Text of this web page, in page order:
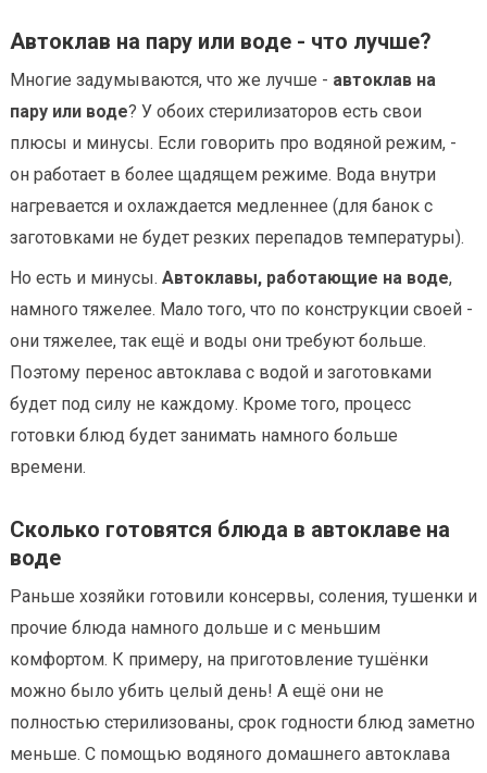
Автоклав на пару или воде - что лучше?
Многие задумываются, что же лучше - автоклав на
пару или воде? У обоих стерилизаторов есть свои
плюсы и минусы. Если говорить про водяной режим, -
он работает в более щадящем режиме. Вода внутри
нагревается и охлаждается медленнее (для банок с
заготовками не будет резких перепадов температуры).
Но есть и минусы. Автоклавы, работающие на воде,
намного тяжелее. Мало того, что по конструкции своей -
они тяжелее, так ещё и воды они требуют больше.
Поэтому перенос автоклава с водой и заготовками
будет под силу не каждому. Кроме того, процесс
готовки блюд будет занимать намного больше
времени.
Сколько готовятся блюда в автоклаве на
воде
Раньше хозяйки готовили консервы, соления, тушенки и
прочие блюда намного дольше и с меньшим
комфортом. К примеру, на приготовление тушёнки
можно было убить целый день! А ещё они не
полностью стерилизованы, срок годности блюд заметно
меньше. С помощью водяного домашнего автоклава